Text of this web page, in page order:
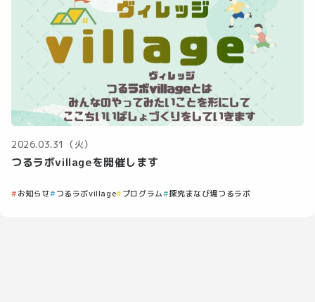
2026.03.31（火）
つるラボvillageを開催します
お知らせ つるラボvillage プログラム 探究まなび場つるラボ